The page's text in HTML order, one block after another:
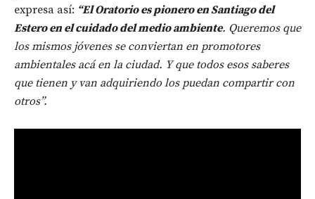
expresa así: “El Oratorio es pionero en Santiago del
Estero en el cuidado del medio ambiente. Queremos que
los mismos jóvenes se conviertan en promotores
ambientales acá en la ciudad. Y que todos esos saberes
que tienen y van adquiriendo los puedan compartir con
otros”.